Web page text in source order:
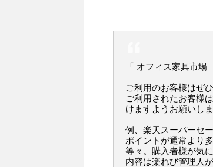
「 オフィス家具市
ご利用のお客様はぜ
ご利用されたお客様
けますようお願いしま
例、楽天スーパーセ
ポイントが通常より
等々。購入者様が気
内容は楽れび管理人